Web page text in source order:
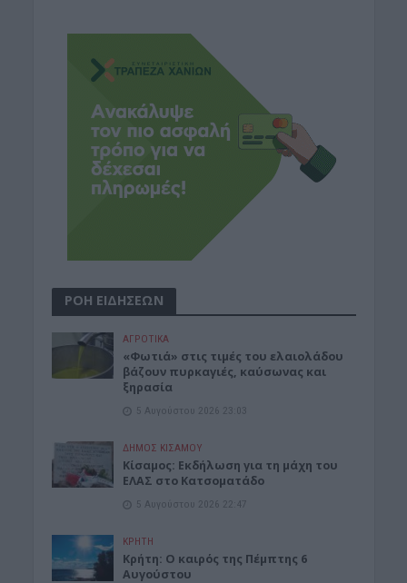
ΡΟΗ ΕΙΔΗΣΕΩΝ
ΑΓΡΟΤΙΚΑ
«Φωτιά» στις τιμές του ελαιολάδου
βάζουν πυρκαγιές, καύσωνας και
ξηρασία
5 Αυγούστου 2026 23:03
ΔΉΜΟΣ ΚΙΣΆΜΟΥ
Κίσαμος: Εκδήλωση για τη μάχη του
ΕΛΑΣ στο Κατσοματάδο
5 Αυγούστου 2026 22:47
ΚΡΗΤΗ
Κρήτη: Ο καιρός της Πέμπτης 6
Αυγούστου